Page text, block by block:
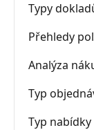
Typy
Přehledy
Analýza
Typ
Typ